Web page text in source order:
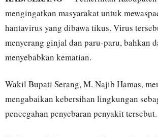
mengingatkan masyarakat untuk
hantavirus yang dibawa tikus. Virus
menyerang ginjal dan paru-paru, bahkan
menyebabkan kematian.
Wakil Bupati Serang, M. Najib Hamas,
mengabaikan kebersihan lingkungan
pencegahan penyebaran penyakit tersebut.